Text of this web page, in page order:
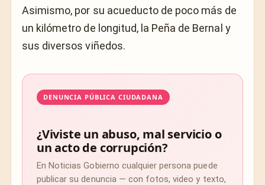
Asimismo, por su acueducto de poco más de
un kilómetro de longitud, la Peña de Bernal y
sus diversos viñedos.
DENUNCIA PÚBLICA CIUDADANA
¿Viviste un abuso, mal servicio o
un acto de corrupción?
En Noticias Gobierno cualquier persona puede
publicar su denuncia — con fotos, video y texto,